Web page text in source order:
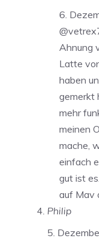
6.
Ahnung
Latte
haben
gemerkt
mehr
meinen
mache,
einfach
gut ist
auf Mav
Philip
5.